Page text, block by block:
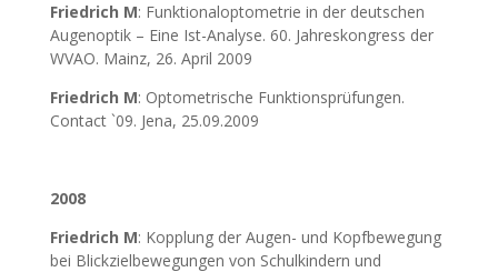
Friedrich M: Funktionaloptometrie in der deutschen
Augenoptik – Eine Ist-Analyse. 60. Jahreskongress der
WVAO. Mainz, 26. April 2009
Friedrich M: Optometrische Funktionsprüfungen.
Contact `09. Jena, 25.09.2009
2008
Friedrich M: Kopplung der Augen- und Kopfbewegung
bei Blickzielbewegungen von Schulkindern und